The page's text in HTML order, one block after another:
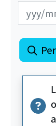
更新日期開
更新日期結